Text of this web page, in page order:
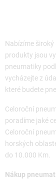
Nabízíme
produkty jsou
pneumatiky
vycházejte z
které budete
Celoroční
poradíme jaké
Celoroční
horských
do 10.000 Km.
Nákup